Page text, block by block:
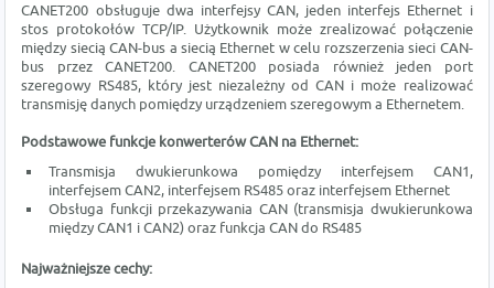
CANET200 obsługuje dwa interfejsy CAN, jeden interfejs Ethernet i
stos protokołów TCP/IP. Użytkownik może zrealizować połączenie
między siecią CAN-bus a siecią Ethernet w celu rozszerzenia sieci CAN-
bus przez CANET200. CANET200 posiada również jeden port
szeregowy RS485, który jest niezależny od CAN i może realizować
transmisję danych pomiędzy urządzeniem szeregowym a Ethernetem.
Podstawowe funkcje konwerterów CAN na Ethernet:
Transmisja dwukierunkowa pomiędzy interfejsem CAN1,
interfejsem CAN2, interfejsem RS485 oraz interfejsem Ethernet
Obsługa funkcji przekazywania CAN (transmisja dwukierunkowa
między CAN1 i CAN2) oraz funkcja CAN do RS485
Najważniejsze cechy: